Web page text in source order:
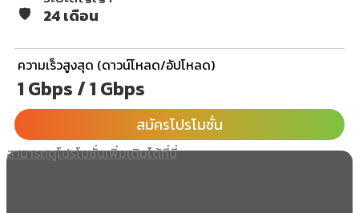
🛡️
24 เดือน
ความเร็วสูงสุด (ดาวน์โหลด/อัปโหลด)
1 Gbps / 1 Gbps
สมัครโปรโมชั่น
สามารถดูโปรโมชั่นเพิ่มเติมได้ที่นี่